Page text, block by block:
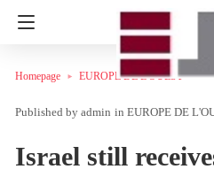
Homepage EUROPE DE L'OUEST
admin in EUROPE DE
Israel still